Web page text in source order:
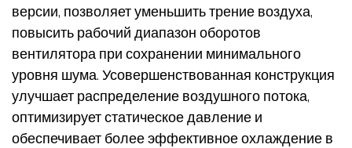
версии, позволяет уменьшить трение воздуха,
повысить рабочий диапазон оборотов
вентилятора при сохранении минимального
уровня шума. Усовершенствованная конструкция
улучшает распределение воздушного потока,
оптимизирует статическое давление и
обеспечивает более эффективное охлаждение в